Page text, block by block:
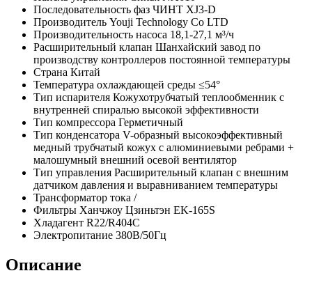
Последовательность фаз ЧИНТ XJ3-D
Производитель Youji Technology Co LTD
Производительность насоса 18,1-27,1 м³/ч
Расширительный клапан Шанхайский завод по
производству контроллеров постоянной температуры
Страна Китай
Температура охлаждающей среды ≤54°
Тип испарителя Кожухотрубчатый теплообменник с
внутренней спиралью высокой эффективности
Тип компрессора Герметичный
Тип конденсатора V-образный высокоэффективный
медный трубчатый кожух с алюминиевыми ребрами +
малошумный внешний осевой вентилятор
Тип управления Расширительный клапан с внешним
датчиком давления и выравниванием температуры
Трансформатор тока /
Фильтры Ханчжоу Цзиньтэн EK-165S
Хладагент R22/R404C
Электропитание 380В/50Гц
Описание